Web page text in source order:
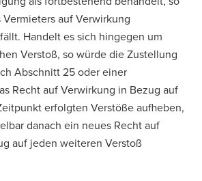
Vermieters auf Verwirkung
Handelt es sich hingegen um
Verstoß, so würde die Zustellung
Abschnitt 25 oder einer
Recht auf Verwirkung in Bezug auf
erfolgten Verstöße aufheben,
danach ein neues Recht auf
auf jeden weiteren Verstoß